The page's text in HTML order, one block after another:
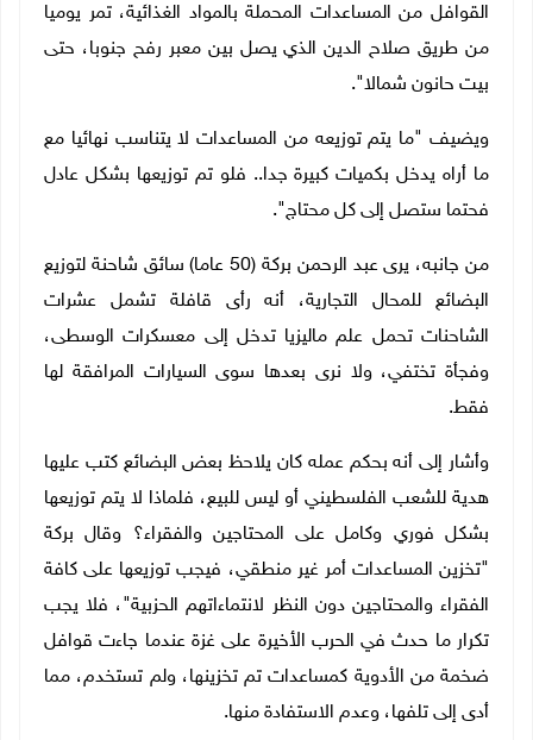
القوافل من المساعدات المحملة بالمواد الغذائية، تمر يوميا
من طريق صلاح الدين الذي يصل بين معبر رفح جنوبا، حتى
بيت حانون شمالا".
ويضيف "ما يتم توزيعه من المساعدات لا يتناسب نهائيا مع
ما أراه يدخل بكميات كبيرة جدا.. فلو تم توزيعها بشكل عادل
فحتما ستصل إلى كل محتاج".
من جانبه، يرى عبد الرحمن بركة (50 عاما) سائق شاحنة لتوزيع
البضائع للمحال التجارية، أنه رأى قافلة تشمل عشرات
الشاحنات تحمل علم ماليزيا تدخل إلى معسكرات الوسطى،
وفجأة تختفي، ولا نرى بعدها سوى السيارات المرافقة لها
فقط.
وأشار إلى أنه بحكم عمله كان يلاحظ بعض البضائع كتب عليها
هدية للشعب الفلسطيني أو ليس للبيع، فلماذا لا يتم توزيعها
بشكل فوري وكامل على المحتاجين والفقراء؟ وقال بركة
"تخزين المساعدات أمر غير منطقي، فيجب توزيعها على كافة
الفقراء والمحتاجين دون النظر لانتماءاتهم الحزبية"، فلا يجب
تكرار ما حدث في الحرب الأخيرة على غزة عندما جاءت قوافل
ضخمة من الأدوية كمساعدات تم تخزينها، ولم تستخدم، مما
أدى إلى تلفها، وعدم الاستفادة منها.